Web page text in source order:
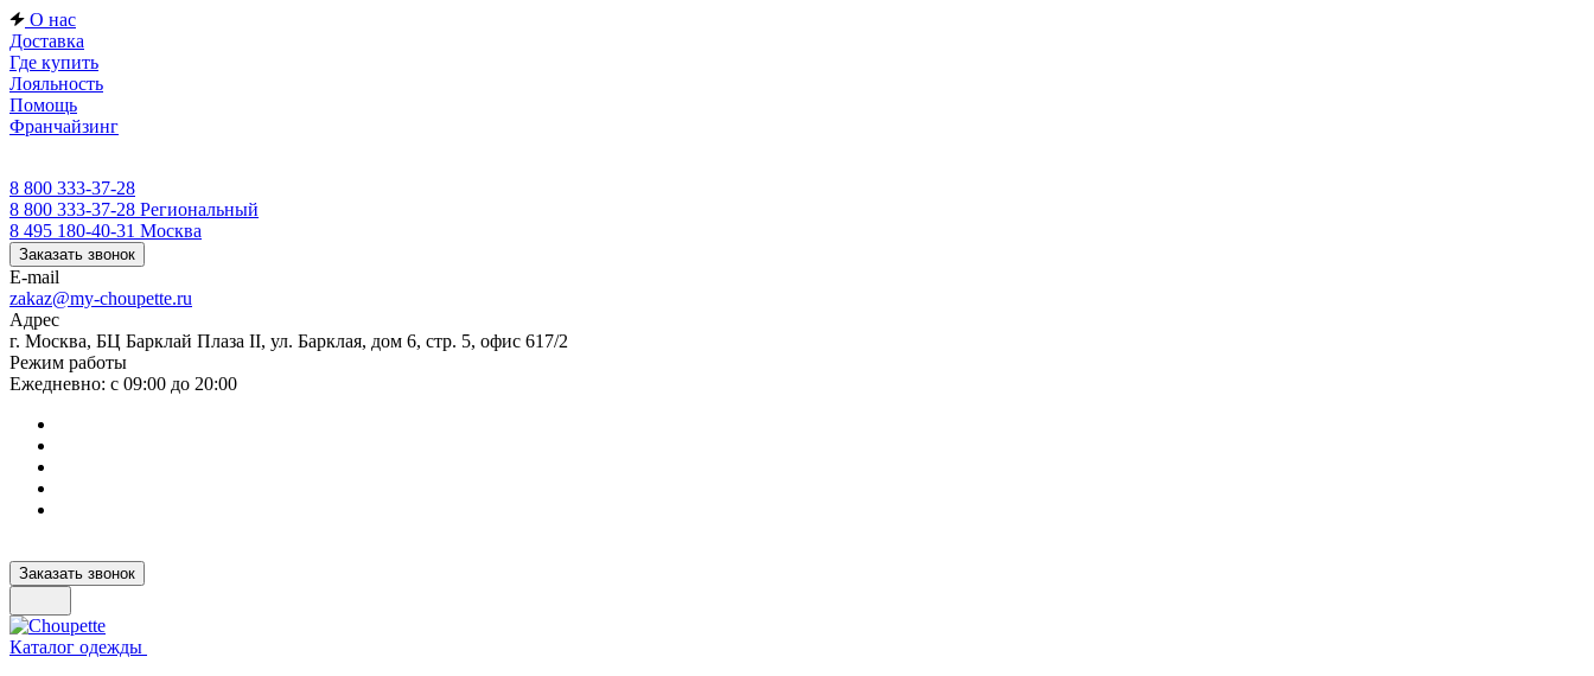
О нас
Доставка
Где купить
Лояльность
Помощь
Франчайзинг
8 800 333-37-28
8 800 333-37-28 Региональный
8 495 180-40-31 Москва
Заказать звонок
E-mail
zakaz@my-choupette.ru
Адрес
г. Москва, БЦ Барклай Плаза II, ул. Барклая, дом 6, стр. 5, офис 617/2
Режим работы
Ежедневно: с 09:00 до 20:00
Заказать звонок
Каталог одежды